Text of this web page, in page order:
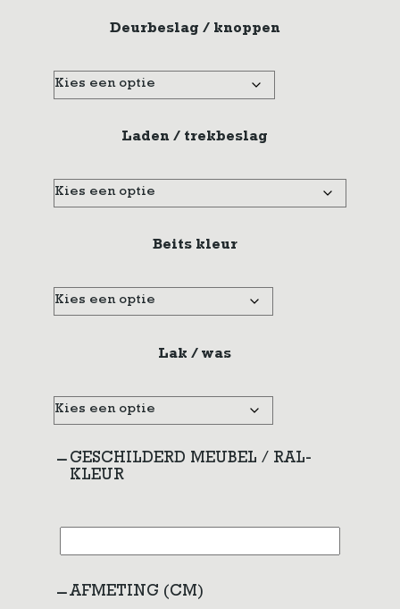
Deurbeslag / knoppen
Laden / trekbeslag
Beits kleur
Lak / was
GESCHILDERD MEUBEL / RAL-
KLEUR
AFMETING (CM)